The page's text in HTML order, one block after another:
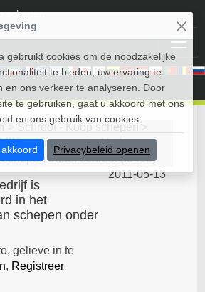
schepen
Schroot - Koop schepen
is geïnteresseerd in het
onder schroot(id415)
2011-05-13
is
in het
schepen onder
gelieve in te
, Registreer
gebruikt cookies om de noodzakelijke
te bieden, uw ervaring te
en ons verkeer te analyseren. Door
te gebruiken, gaat u akkoord met ons
en ons gebruik van cookies.
Privacybeleid openen